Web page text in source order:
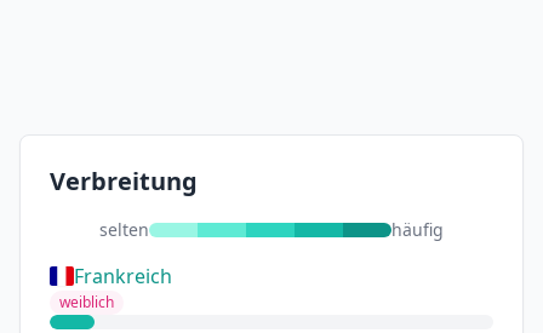
Verbreitung
selten häufig
Frankreich
weiblich